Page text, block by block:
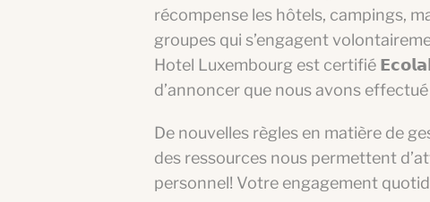
récompense les hôtels, campings,
groupes qui s’engagent
Hotel Luxembourg est certifié
d’annoncer que nous avons
De nouvelles règles en matière de
des ressources nous permettent
personnel! Votre engagement